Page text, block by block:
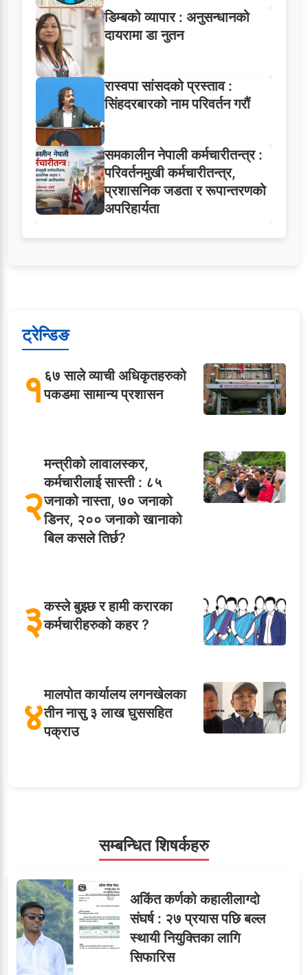
डिम्बको व्यापार : अनुसन्धानको
दायरामा डा नुतन
रास्वपा सांसदको प्रस्ताव :
सिंहदरबारको नाम परिवर्तन गरौं
समकालीन नेपाली कर्मचारीतन्त्र :
परिवर्तनमुखी कर्मचारीतन्त्र,
प्रशासनिक जडता र रूपान्तरणको
अपरिहार्यता
ट्रेन्डिङ
१६७ साले व्याची अधिकृतहरुको
पकडमा सामान्य प्रशासन
२
मन्त्रीको लावालस्कर,
कर्मचारीलाई सास्ती : ८५
जनाको नास्ता, ७० जनाको
डिनर, २०० जनाको खानाको
बिल कसले तिर्छ?
३कस्ले बुझ्छ र हामी करारका
कर्मचारीहरुको कहर ?
४मालपोत कार्यालय लगनखेलका
तीन नासु ३ लाख घुससहित
पक्राउ
६सहसचिवमा प्रथम भएका
विजयकुमार शर्माको लोकसेवा
टिप्स
सम्बन्धित शिषर्कहरु
अकिंत कर्णको कहालीलाग्दो
संघर्ष : २७ प्रयास पछि बल्ल
स्थायी नियुक्तिका लागि
सिफारिस